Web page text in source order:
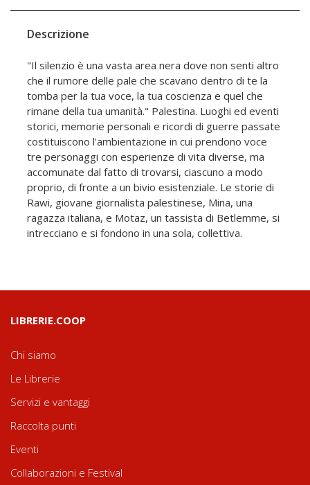
Descrizione
"Il silenzio è una vasta area nera dove non senti altro
che il rumore delle pale che scavano dentro di te la
tomba per la tua voce, la tua coscienza e quel che
rimane della tua umanità." Palestina. Luoghi ed eventi
storici, memorie personali e ricordi di guerre passate
costituiscono l'ambientazione in cui prendono voce
tre personaggi con esperienze di vita diverse, ma
accomunate dal fatto di trovarsi, ciascuno a modo
proprio, di fronte a un bivio esistenziale. Le storie di
Rawi, giovane giornalista palestinese, Mina, una
ragazza italiana, e Motaz, un tassista di Betlemme, si
intrecciano e si fondono in una sola, collettiva.
LIBRERIE.COOP
Chi siamo
Le Librerie
Servizi e vantaggi
Raccolta punti
Eventi
Collaborazioni e Festival